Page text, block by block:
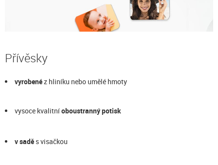
Přívěsky
vyrobenéz hliníku nebo umělé hmoty
vysoce kvalitníoboustranný potisk
v sadě s visačkou